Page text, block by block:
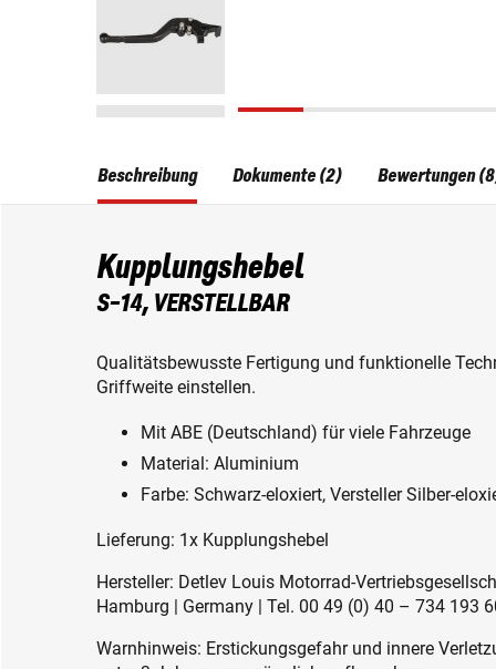
Beschreibung
Kupplungshebel
S-14, VERSTELLBAR
Qualitätsbewusste Fertigung und funktionelle
Griffweite einstellen.
Mit ABE (Deutschland) für viele Fahrzeuge
Material: Aluminium
Farbe: Schwarz-eloxiert, Versteller Silber-
Lieferung: 1x Kupplungshebel
Hersteller: Detlev Louis Motorrad-
Hamburg | Germany | Tel. 00 49 (0) 40 – 734 193
Warnhinweis: Erstickungsgefahr und innere
Dokumente (2) Bewertungen